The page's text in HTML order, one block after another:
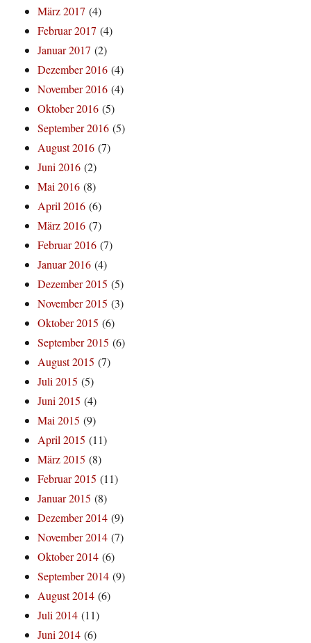
März 2017 (4)
Februar 2017 (4)
Januar 2017 (2)
Dezember 2016 (4)
November 2016 (4)
Oktober 2016 (5)
September 2016 (5)
August 2016 (7)
Juni 2016 (2)
Mai 2016 (8)
April 2016 (6)
März 2016 (7)
Februar 2016 (7)
Januar 2016 (4)
Dezember 2015 (5)
November 2015 (3)
Oktober 2015 (6)
September 2015 (6)
August 2015 (7)
Juli 2015 (5)
Juni 2015 (4)
Mai 2015 (9)
April 2015 (11)
März 2015 (8)
Februar 2015 (11)
Januar 2015 (8)
Dezember 2014 (9)
November 2014 (7)
Oktober 2014 (6)
September 2014 (9)
August 2014 (6)
Juli 2014 (11)
Juni 2014 (6)